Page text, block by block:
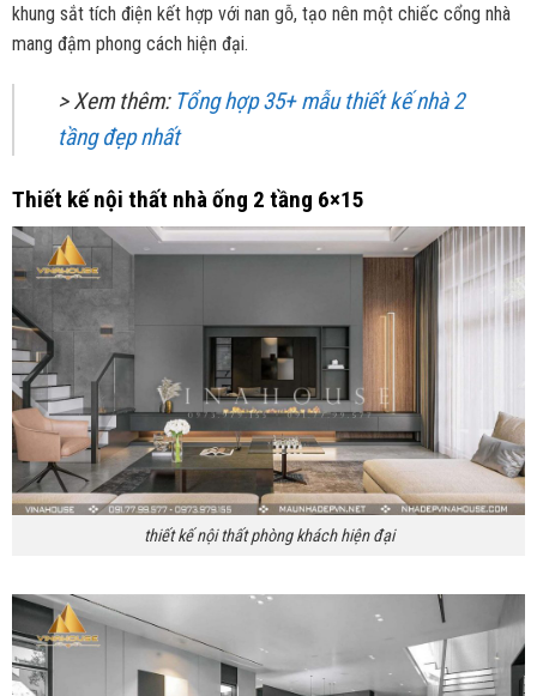
khung sắt tích điện kết hợp với nan gỗ, tạo nên một chiếc cổng nhà
mang đậm phong cách hiện đại.
> Xem thêm: Tổng hợp 35+ mẫu thiết kế nhà 2
tầng đẹp nhất
Thiết kế nội thất nhà ống 2 tầng 6×15
thiết kế nội thất phòng khách hiện đại